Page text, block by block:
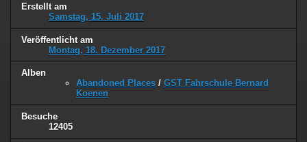
Erstellt am
Samstag, 15. Juli 2017
Veröffentlicht am
Montag, 18. Dezember 2017
Alben
Abandoned Places / GST Fahrschule Bernard
Koenen
Besuche
12405